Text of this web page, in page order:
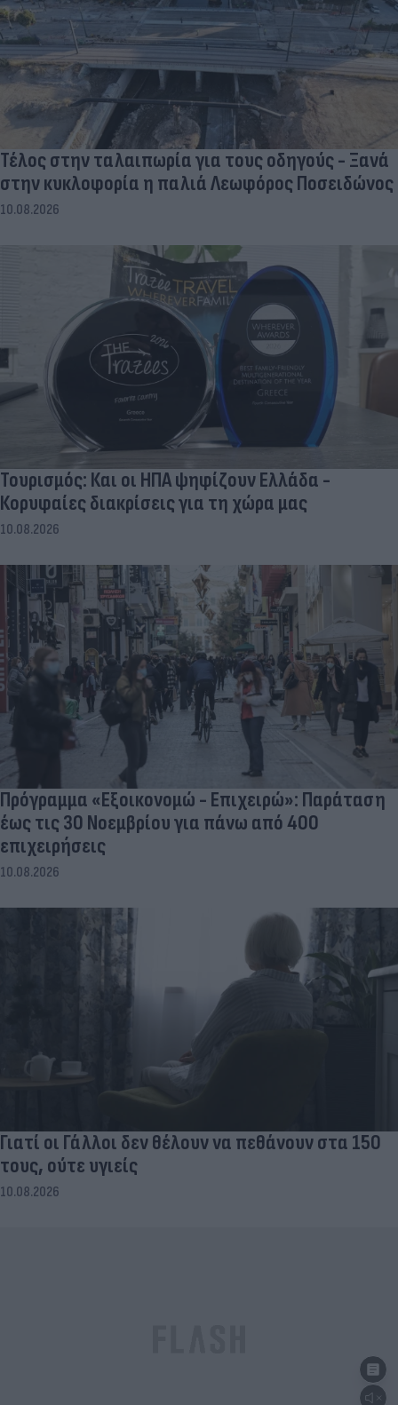
Τέλος στην ταλαιπωρία για τους οδηγούς - Ξανά
στην κυκλοφορία η παλιά Λεωφόρος Ποσειδώνος
10.08.2026
Τουρισμός: Και οι ΗΠΑ ψηφίζουν Ελλάδα -
Κορυφαίες διακρίσεις για τη χώρα μας
10.08.2026
Πρόγραμμα «Εξοικονομώ - Επιχειρώ»: Παράταση
έως τις 30 Νοεμβρίου για πάνω από 400
επιχειρήσεις
10.08.2026
Γιατί οι Γάλλοι δεν θέλουν να πεθάνουν στα 150
τους, ούτε υγιείς
10.08.2026